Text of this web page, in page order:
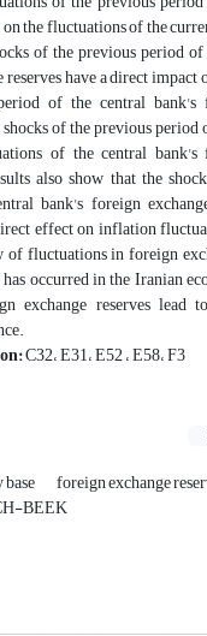
the fluctuations of the
of the previous period
have a direct
of the central bank's
of the previous
of the central bank's
also show that the
bank's foreign
effect on inflation
fluctuations in foreign
occurred in the Iranian
exchange reserves lead
C32، E31، E52 ، E58، F3
foreign exchange
BEEK